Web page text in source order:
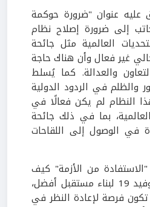
عنوان "ضرورة حوكمة
إلى ضرورة إصلاح نظام
العالمية مثل جائحة
الحالي غير فعال وأن هناك حاجة
والعدالة. كما يُسلط
والظلم في الردود الدولية
النظام لم يكن فعالًا في
بما في ذلك جائحة
في الوصول إلى اللقاحات
من الأزمة" كيف
يمكن الاستفادة من جائحة كوفيد 19 لبناء مستقبل أفضل،
فرصة لإعادة النظر في